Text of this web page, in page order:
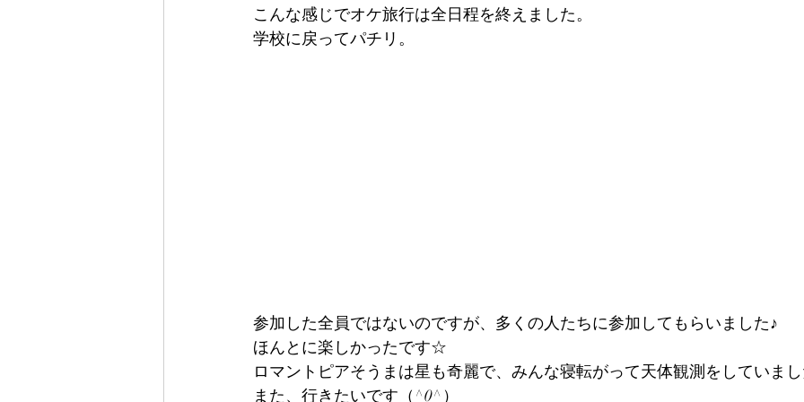
こんな感じでオケ旅行は全日程を終えました。
学校に戻ってパチリ。
参加した全員ではないのですが、多くの人たちに参加してもらいました♪
ほんとに楽しかったです☆
ロマントピアそうまは星も奇麗で、みんな寝転がって天体観測をしていま
また、行きたいです（^0^）